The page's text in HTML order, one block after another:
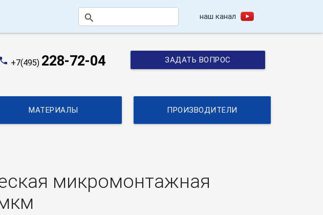
search наш канал
phone +7(495) 228-72-04 ЗАДАТЬ ВОПРОС
МАТЕРИАЛЫ ПРОИЗВОДИТЕЛИ
микромонтажная